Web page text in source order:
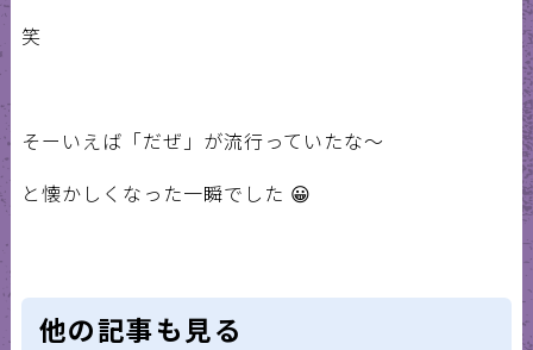
笑
そーいえば「だぜ」が流行っていたな～
と懐かしくなった一瞬でした 😀
他の記事も見る